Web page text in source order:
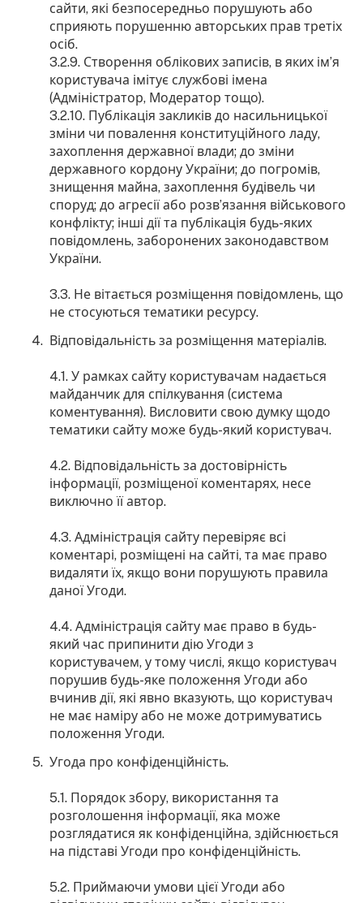
сайти, які безпосередньо порушують або
сприяють порушенню авторських прав третіх
осіб.
3.2.9. Створення облікових записів, в яких ім’я
користувача імітує службові імена
(Адміністратор, Модератор тощо).
3.2.10. Публікація закликів до насильницької
зміни чи повалення конституційного ладу,
захоплення державної влади; до зміни
державного кордону України; до погромів,
знищення майна, захоплення будівель чи
споруд; до агресії або розв’язання військового
конфлікту; інші дії та публікація будь-яких
повідомлень, заборонених законодавством
України.
3.3. Не вітається розміщення повідомлень, що
не стосуються тематики ресурсу.
Відповідальність за розміщення матеріалів.
4.1. У рамках сайту користувачам надається
майданчик для спілкування (система
коментування). Висловити свою думку щодо
тематики сайту може будь-який користувач.
4.2. Відповідальність за достовірність
інформації, розміщеної коментарях, несе
виключно її автор.
4.3. Адміністрація сайту перевіряє всі
коментарі, розміщені на сайті, та має право
видаляти їх, якщо вони порушують правила
даної Угоди.
4.4. Адміністрація сайту має право в будь-
який час припинити дію Угоди з
користувачем, у тому числі, якщо користувач
порушив будь-яке положення Угоди або
вчинив дії, які явно вказують, що користувач
не має наміру або не може дотримуватись
положення Угоди.
Угода про конфіденційність.
5.1. Порядок збору, використання та
розголошення інформації, яка може
розглядатися як конфіденційна, здійснюється
на підставі Угоди про конфіденційність.
5.2. Приймаючи умови цієї Угоди або